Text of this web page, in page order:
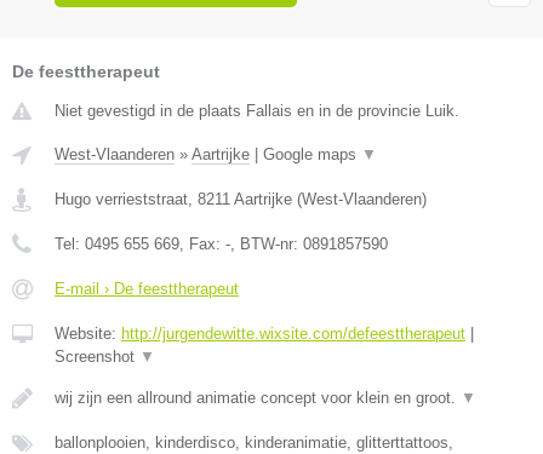
De feesttherapeut
Niet gevestigd in de plaats Fallais en in de provincie Luik.
West-Vlaanderen » Aartrijke | Google maps ▼
Hugo verrieststraat 8211 Aartrijke (West-Vlaanderen)
Tel: 0495 655 669 , Fax: - , BTW-nr: 0891857590
E-mail › De feesttherapeut
Website: http://jurgendewitte.wixsite.com/defeesttherapeut |
Screenshot ▼
wij zijn een allround animatie concept voor klein en groot. ▼
ballonplooien, kinderdisco, kinderanimatie, glitterttattoos,